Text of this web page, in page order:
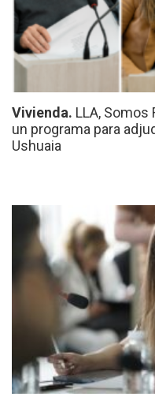
Vivienda. LLA, Somos
un programa para
Ushuaia